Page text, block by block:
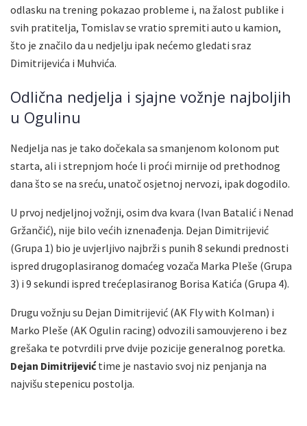
odlasku na trening pokazao probleme i, na žalost publike i
svih pratitelja, Tomislav se vratio spremiti auto u kamion,
što je značilo da u nedjelju ipak nećemo gledati sraz
Dimitrijevića i Muhvića.
Odlična nedjelja i sjajne vožnje najboljih
u Ogulinu
Nedjelja nas je tako dočekala sa smanjenom kolonom put
starta, ali i strepnjom hoće li proći mirnije od prethodnog
dana što se na sreću, unatoč osjetnoj nervozi, ipak dogodilo.
U prvoj nedjeljnoj vožnji, osim dva kvara (Ivan Batalić i Nenad
Gržančić), nije bilo većih iznenađenja. Dejan Dimitrijević
(Grupa 1) bio je uvjerljivo najbrži s punih 8 sekundi prednosti
ispred drugoplasiranog domaćeg vozača Marka Pleše (Grupa
3) i 9 sekundi ispred trećeplasiranog Borisa Katića (Grupa 4).
Drugu vožnju su Dejan Dimitrijević (AK Fly with Kolman) i
Marko Pleše (AK Ogulin racing) odvozili samouvjereno i bez
grešaka te potvrdili prve dvije pozicije generalnog poretka.
Dejan Dimitrijevićtime je nastavio svoj niz penjanja na
najvišu stepenicu postolja.